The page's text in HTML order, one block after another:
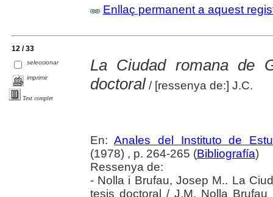
Enllaç permanent a aquest
12 / 33
seleccionar
imprimir
Text complet
La Ciudad romana de
doctoral/ [ressenya de:] J.C.
En:Anales del Instituto de
(1978) , p. 264-265 (Bibliografía)
Ressenya de:
- Nolla i Brufau, Josep M.. La
tesis doctoral / J.M. Nolla